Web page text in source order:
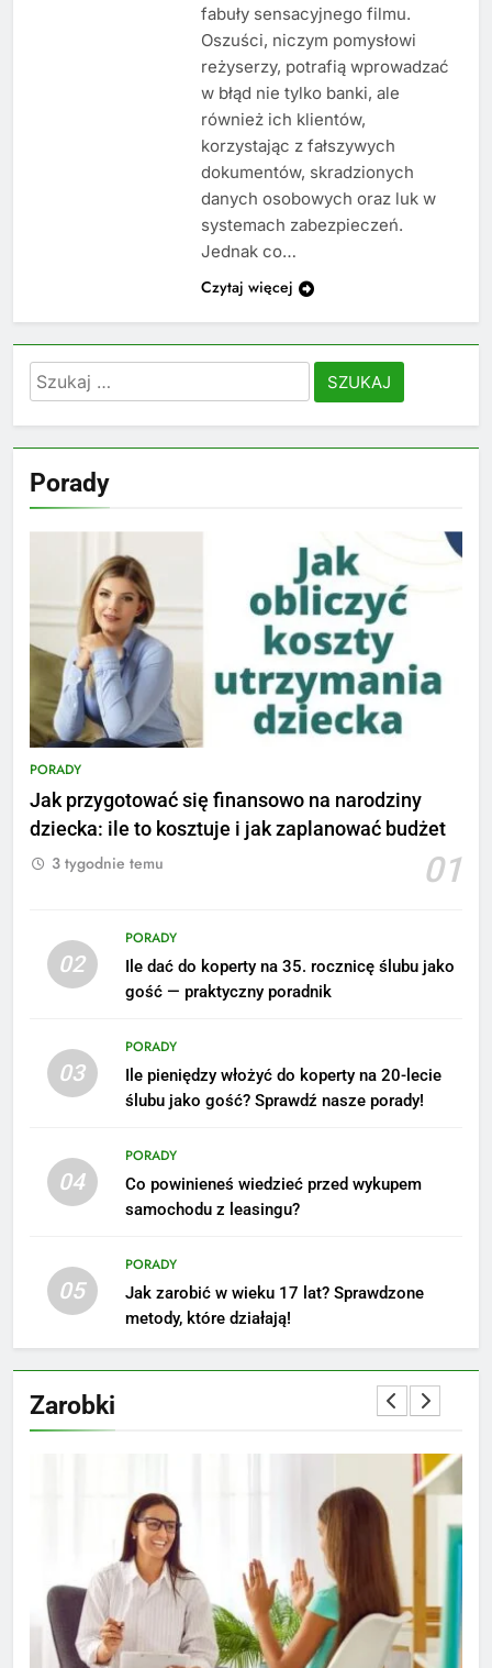
fabuły sensacyjnego filmu.
Oszuści, niczym pomysłowi
reżyserzy, potrafią wprowadzać
w błąd nie tylko banki, ale
również ich klientów,
korzystając z fałszywych
dokumentów, skradzionych
danych osobowych oraz luk w
systemach zabezpieczeń.
Jednak co…
Czytaj więcej
Szukaj:
Porady
PORADY
Jak przygotować się finansowo na narodziny
dziecka: ile to kosztuje i jak zaplanować budżet
01
3 tygodnie temu
02
PORADY
Ile dać do koperty na 35. rocznicę ślubu jako
gość — praktyczny poradnik
03
PORADY
Ile pieniędzy włożyć do koperty na 20-lecie
ślubu jako gość? Sprawdź nasze porady!
04
PORADY
Co powinieneś wiedzieć przed wykupem
samochodu z leasingu?
05
PORADY
Jak zarobić w wieku 17 lat? Sprawdzone
metody, które działają!
Zarobki
stanowisku
ZAROBKI
Akcje charytatywne w szkole:
pomysły i przykłady, które
ZAROBKI
7
na narodziny dziecka: ile to
kosztuje i jak zaplanować
Netflix tagger — czym jest,
opinie i zarobki
PRACA